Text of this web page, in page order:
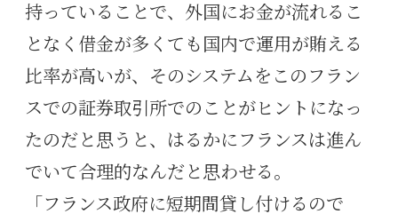
持っていることで、外国にお金が流れるこ
となく借金が多くても国内で運用が賄える
比率が高いが、そのシステムをこのフラン
スでの証券取引所でのことがヒントになっ
たのだと思うと、はるかにフランスは進ん
でいて合理的なんだと思わせる。
「フランス政府に短期間貸し付けるので